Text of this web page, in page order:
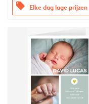
offers Elke dag lage prijzen